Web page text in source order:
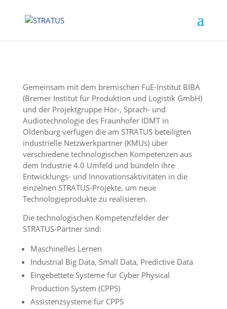
Gemeinsam mit dem bremischen FuE-Institut BIBA
(Bremer Institut für Produktion und Logistik GmbH)
und der Projektgruppe Hör-, Sprach- und
Audiotechnologie des Fraunhofer IDMT in
Oldenburg verfügen die am STRATUS beteiligten
industrielle Netzwerkpartner (KMUs) über
verschiedene technologischen Kompetenzen aus
dem Industrie 4.0 Umfeld und bündeln ihre
Entwicklungs- und Innovationsaktivitäten in die
einzelnen STRATUS-Projekte, um neue
Technologieprodukte zu realisieren.
Die technologischen Kompetenzfelder der
STRATUS-Partner sind:
Maschinelles Lernen
Industrial Big Data, Small Data, Predictive Data
Eingebettete Systeme für Cyber Physical
Production System (CPPS)
Assistenzsysteme für CPPS